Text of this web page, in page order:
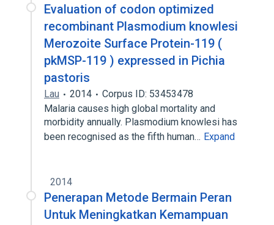
Evaluation of codon optimized
recombinant Plasmodium knowlesi
Merozoite Surface Protein-119 (
pkMSP-119 ) expressed in Pichia
pastoris
Lau 2014
Corpus ID: 53453478
Malaria causes high global mortality and
morbidity annually. Plasmodium knowlesi has
been recognised as the fifth human… Expand
2014
Penerapan Metode Bermain Peran
Untuk Meningkatkan Kemampuan